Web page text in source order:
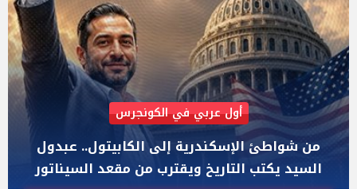
AIPAC رصدت 30 مليون دولار لإضعافه
"عبد الرحمن السيد" المصري الذى يواجه "هايلي
ستيفنز" وإيباك الاسرائيلية بإنتخابات ميشيجان